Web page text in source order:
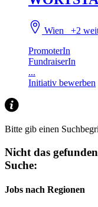
Wien+2
PromoterIn
FundraiserIn
...
Initiativ bewerben
Bitte gib einen
Nicht das
Suche:
Jobs nach Regionen